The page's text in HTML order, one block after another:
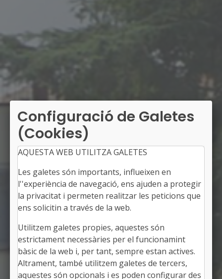
MIRALCAMP
Alcalde: Melcior Claramunt Farrán
El Pla d'Urgell, Lleida
Població: 1.369
Superfície: 14,62 km2
Configuració de Galetes
(Cookies)
AQUESTA WEB UTILITZA GALETES
Les galetes són importants, influeixen en
l''experiència de navegació, ens ajuden a protegir
la privacitat i permeten realitzar les peticions que
ens solicitin a través de la web.
Utilitzem galetes propies, aquestes són
estrictament necessàries per el funcionamint
bàsic de la web i, per tant, sempre estan actives.
Altrament, també utilitzem galetes de tercers,
aquestes són opcionals i es poden configurar des